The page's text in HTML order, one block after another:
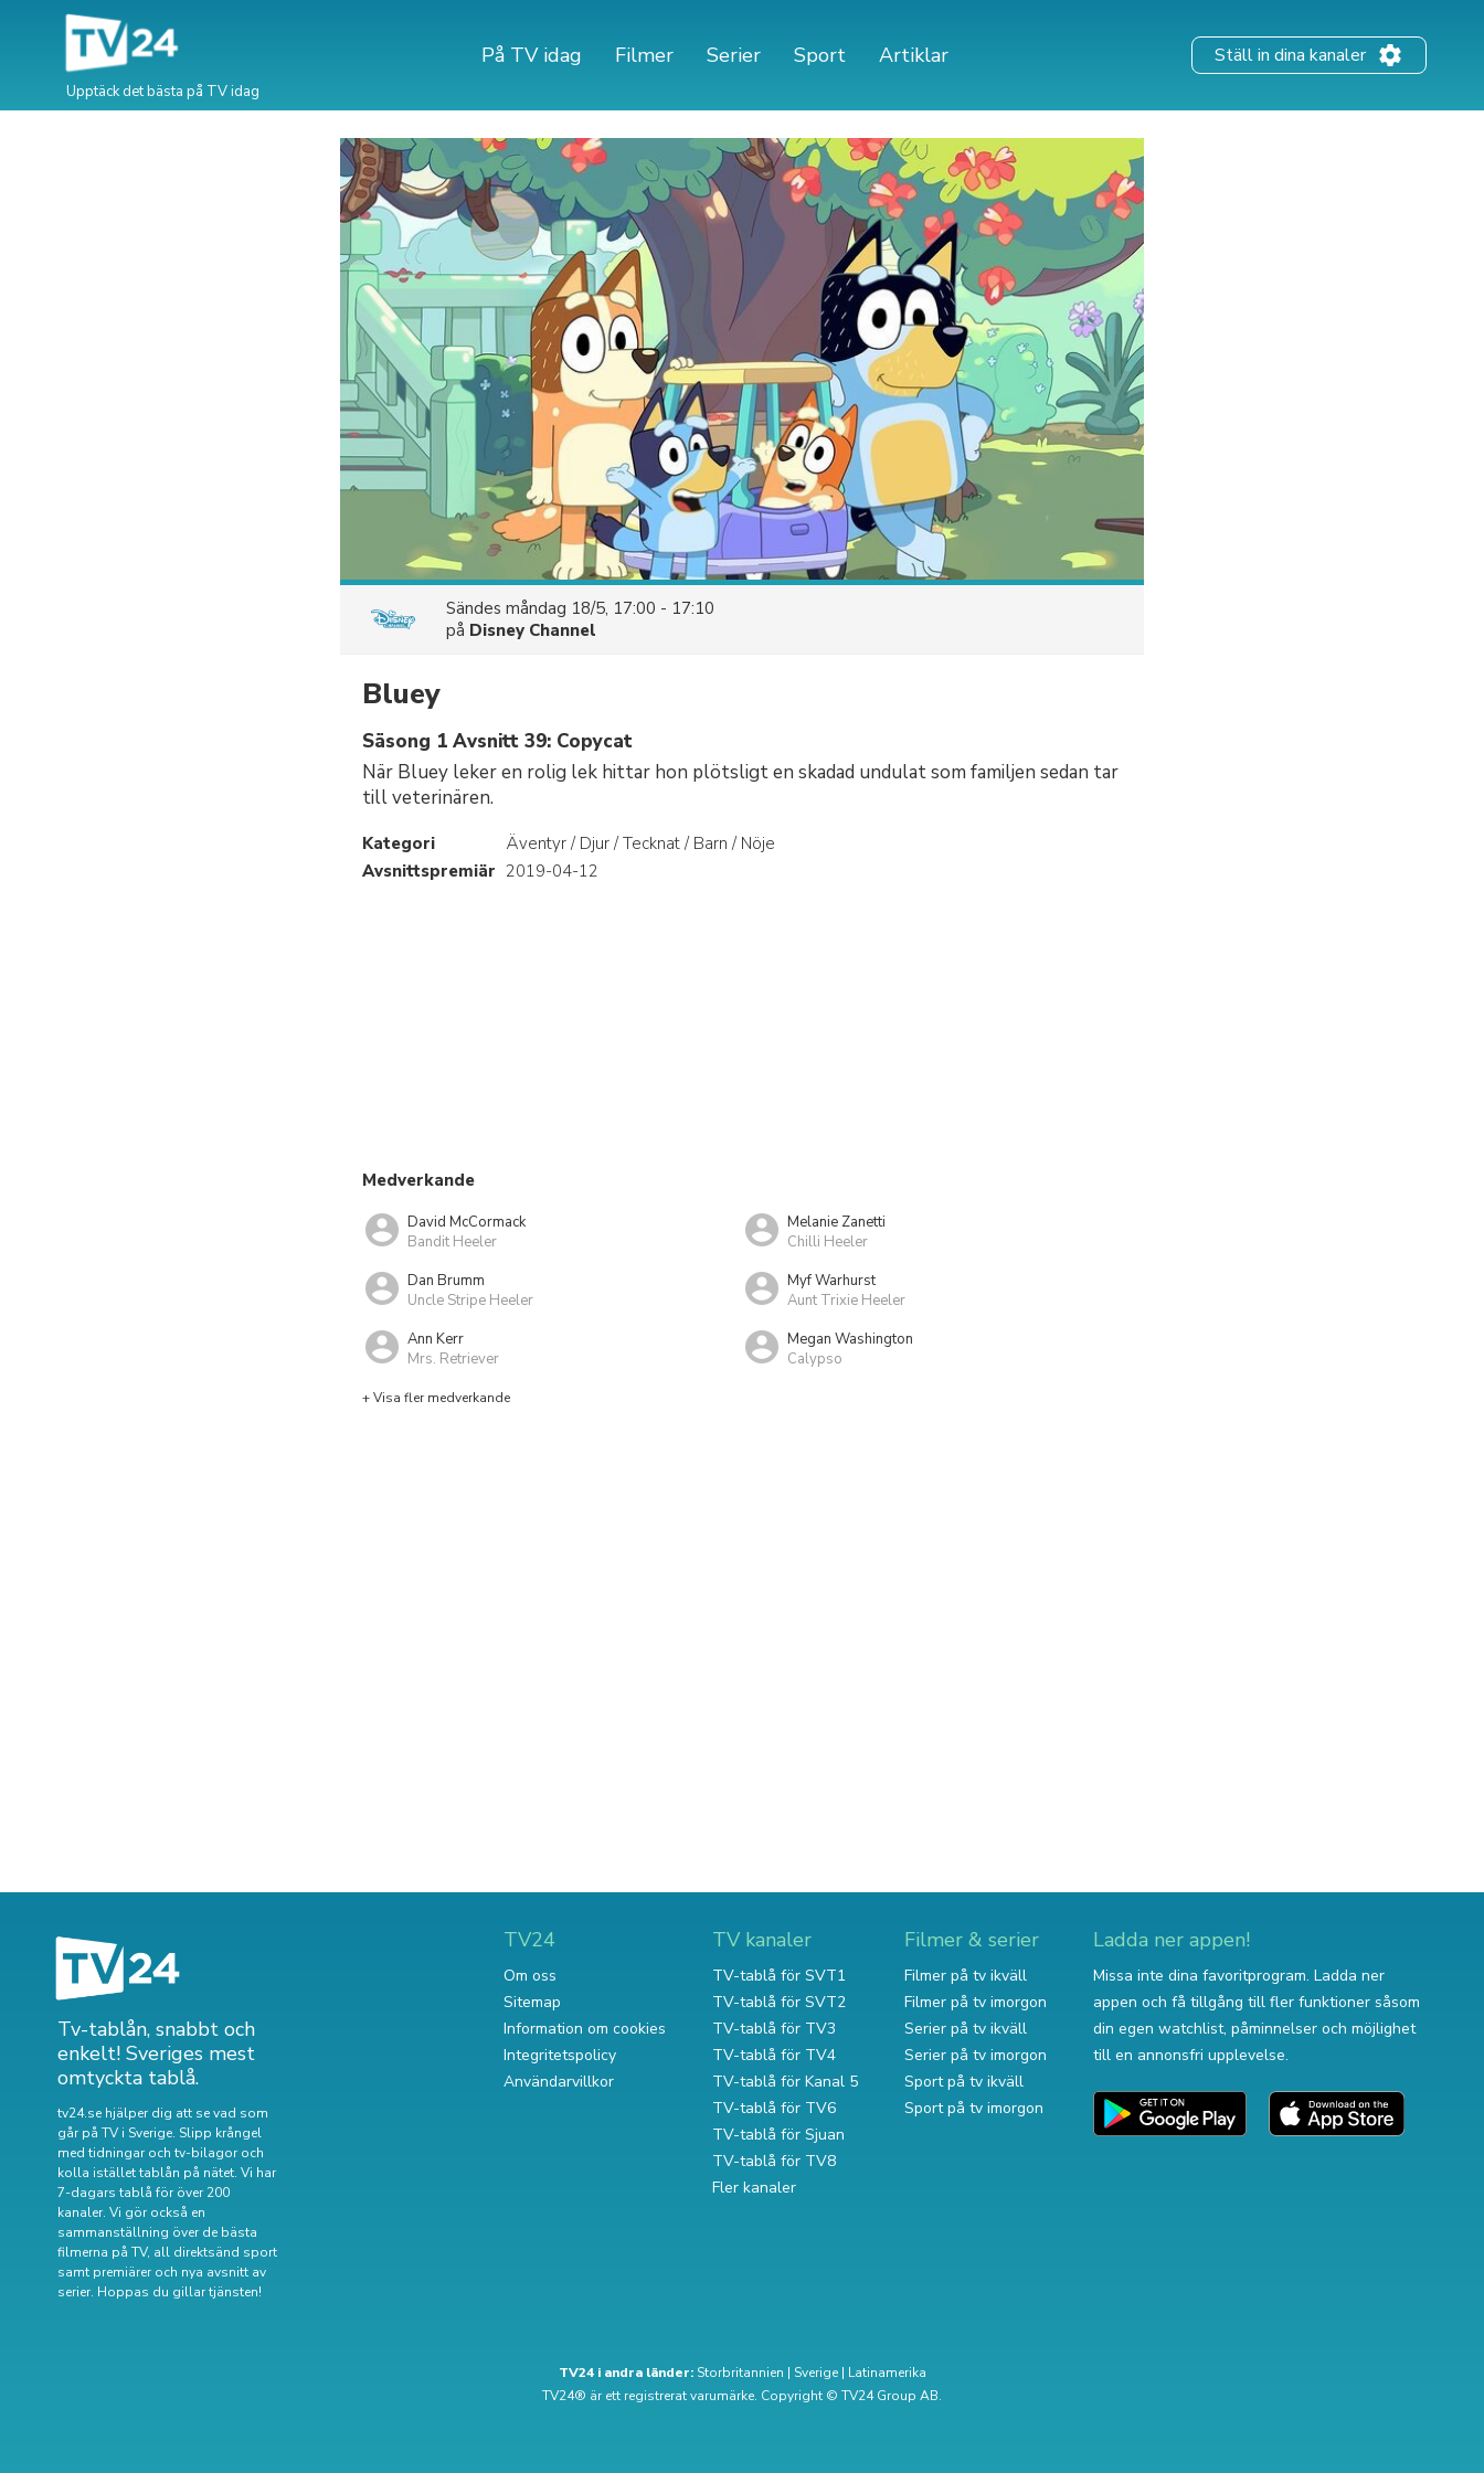
Upptäck det bästa på TV idag
På TV idag Filmer Serier Sport Artiklar Ställ in dina kanaler
Sändes måndag 18/5, 17:00 - 17:10
på Disney Channel
Bluey
Säsong 1 Avsnitt 39: Copycat
När Bluey leker en rolig lek hittar hon plötsligt en skadad undulat som familjen sedan tar
till veterinären.
Kategori
Äventyr / Djur / Tecknat / Barn / Nöje
Avsnittspremiär 2019-04-12
Medverkande
David McCormack
Bandit Heeler
Melanie Zanetti
Chilli Heeler
Dan Brumm
Uncle Stripe Heeler
Myf Warhurst
Aunt Trixie Heeler
Ann Kerr
Mrs. Retriever
Megan Washington
Calypso
+ Visa fler medverkande
Tv-tablån, snabbt och
enkelt! Sveriges mest
omtyckta tablå.
tv24.se hjälper dig att se vad som
går på TV i Sverige. Slipp krångel
med tidningar och tv-bilagor och
kolla istället tablån på nätet. Vi har
7-dagars tablå för över 200
kanaler. Vi gör också en
sammanställning överde bästa
filmerna på TV, all direktsänd sport
samt premiärer och nya avsnitt av
serier. Hoppas du gillar tjänsten!
TV24
Om oss
Sitemap
Information om cookies
Integritetspolicy
Användarvillkor
TV kanaler
TV-tablå för SVT1
TV-tablå för SVT2
TV-tablå för TV3
TV-tablå för TV4
TV-tablå för Kanal 5
TV-tablå för TV6
TV-tablå för Sjuan
TV-tablå för TV8
Fler kanaler
Filmer & serier
Filmer på tv ikväll
Filmer på tv imorgon
Serier på tv ikväll
Serier på tv imorgon
Sport på tv ikväll
Sport på tv imorgon
Ladda ner appen!
Missa inte dina favoritprogram. Ladda ner
appen och få tillgång till fler funktioner såsom
din egen watchlist, påminnelser och möjlighet
till en annonsfri upplevelse.
TV24 i andra länder: Storbritannien | Sverige| Latinamerika
TV24® är ett registrerat varumärke. Copyright © TV24 Group AB.